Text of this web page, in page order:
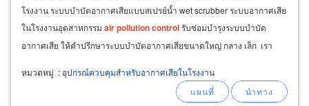
โรงงาน ระบบบำบัดอากาศเสียแบบสเปรย์น้ำ wet scrubber ระบบอากาศเสีย
ในโรงงานอุตสาหกรรม airpollutioncontrol รับซ่อมบำรุงระบบบำบัด
อากาศเสีย ให้คำปรีกษาระบบบำบัดอากาศเสียขนาดใหญ่ กลาง เล็ก เรา
หมวดหมู่ : อุปกรณ์ควบคุมสำหรับอากาศเสียในโรงงาน